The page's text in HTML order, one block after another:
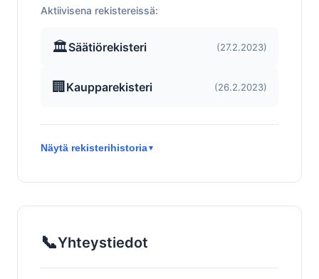
Aktiivisena rekistereissä:
🏛️Säätiörekisteri (27.2.2023)
🏢 Kaupparekisteri (26.2.2023)
Näytä rekisterihistoria▼
📞Yhteystiedot